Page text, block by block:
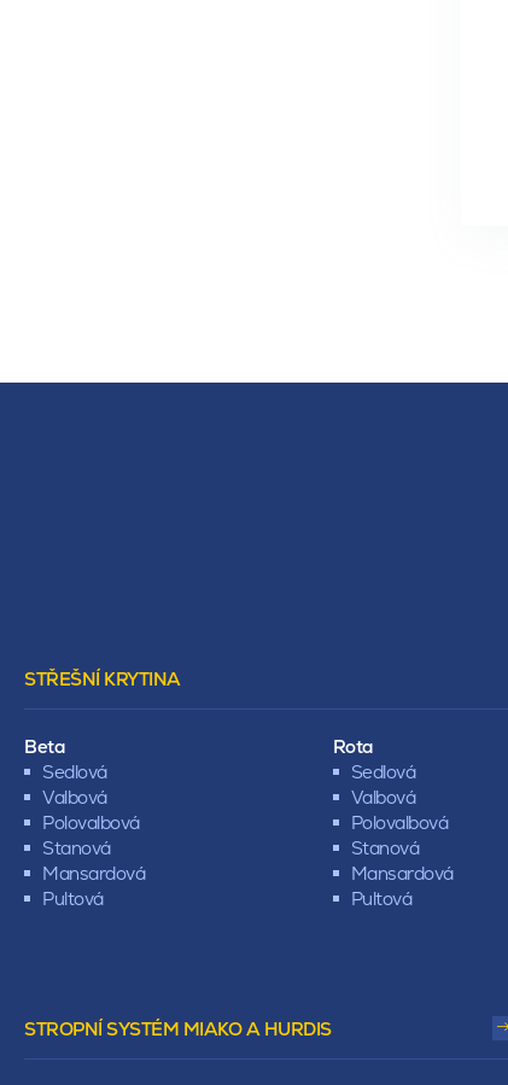
STŘEŠNÍ KRYTINA
Beta
Sedlová
Valbová
Polovalbová
Stanová
Mansardová
Pultová
Rota
Sedlová
Valbová
Polovalbová
Stanová
Mansardová
Pultová
STROPNÍ SYSTÉM MIAKO A HURDIS